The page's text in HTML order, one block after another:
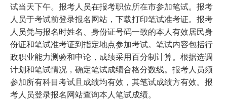
试当天下午。报考人员在报考职位所在市参加笔试。报考
人员于考试前登录报名网站，下载打印笔试准考证。报考
人员凭与报名时姓名、身份证号码一致的本人有效居民身
份证和笔试准考证到指定地点参加考试。笔试内容包括行
政职业能力测验和申论，成绩采用百分制计算。根据选调
计划和笔试情况，确定笔试成绩合格分数线。报考人员须
参加所有科目考试且成绩均有效，其笔试成绩方有效。报
考人员登录报名网站查询本人笔试成绩。